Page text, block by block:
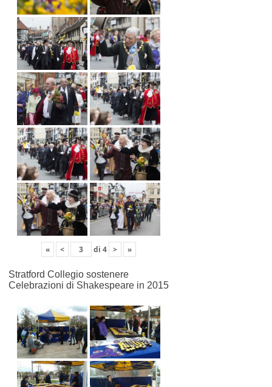
« < di 4 > »
Stratford Collegio sostenere
Celebrazioni di Shakespeare in 2015